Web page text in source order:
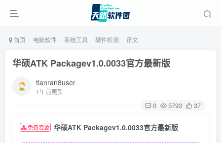
首页 电脑软件 系统工具 硬件检测 正文
华硕ATK Packagev1.0.0033官方最新版
tianran8user
1年前更新
0 5793 37
免费资源 华硕ATK Packagev1.0.0033官方最新版